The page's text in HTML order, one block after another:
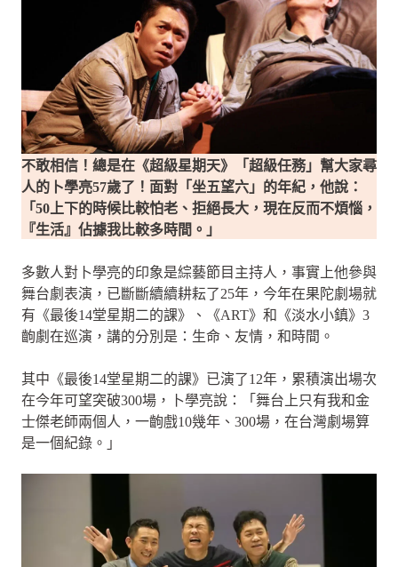
不敢相信！總是在《超級星期天》「超級任務」幫大家尋
人的卜學亮57歲了！面對「坐五望六」的年紀，他說：
「50上下的時候比較怕老、拒絕長大，現在反而不煩惱，
『生活』佔據我比較多時間。」
多數人對卜學亮的印象是綜藝節目主持人，事實上他參與
舞台劇表演，已斷斷續續耕耘了25年，今年在果陀劇場就
有《最後14堂星期二的課》、《ART》和《淡水小鎮》3
齣劇在巡演，講的分別是：生命、友情，和時間。
其中《最後14堂星期二的課》已演了12年，累積演出場次
在今年可望突破300場，卜學亮說：「舞台上只有我和金
士傑老師兩個人，一齣戲10幾年、300場，在台灣劇場算
是一個紀錄。」